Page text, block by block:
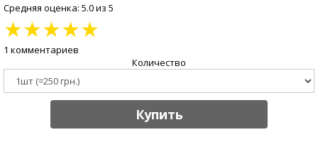
Средняя оценка: 5.0 из 5
★★★★★
1 комментариев
Количество
Купить